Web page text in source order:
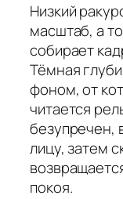
Низкий
масштаб, а
собирает
Тёмная
фоном, от
читается
безупречен,
лицу, затем
покоя.